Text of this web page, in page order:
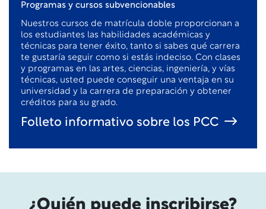
Programas y cursos subvencionables
Nuestros cursos de matrícula doble proporcionan a
los estudiantes las habilidades académicas y
técnicas para tener éxito, tanto si sabes qué carrera
te gustaría seguir como si estás indeciso. Con clases
y programas en las artes, ciencias, ingeniería, y vías
técnicas, usted puede conseguir una ventaja en su
universidad y la carrera de preparación y obtener
créditos para su grado.
Folleto informativo sobre los PCC
¿Quién puede inscribirse?